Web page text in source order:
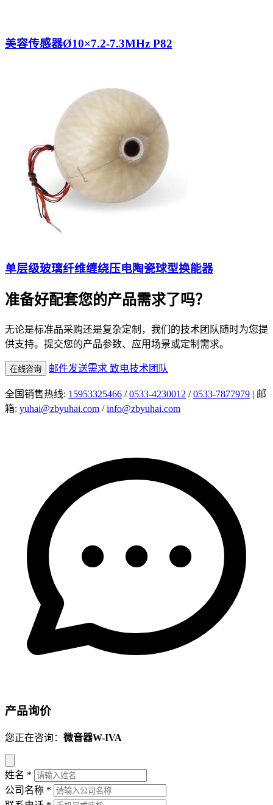
美容传感器Ø10×7.2-7.3MHz P82
单层级玻璃纤维缠绕压电陶瓷球型换能器
准备好配套您的产品需求了吗？
无论是标准品采购还是复杂定制，我们的技术团队随时为您提
供支持。提交您的产品参数、应用场景或定制需求。
在线咨询 邮件发送需求 致电技术团队
全国销售热线: 15953325466 /0533-4230012 /0533-7877979 | 邮
箱: yuhai@zbyuhai.com /info@zbyuhai.com
产品询价
您正在咨询： 微音器W-IVA
姓名 *
公司名称 *